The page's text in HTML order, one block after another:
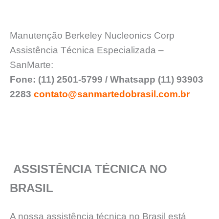
Manutenção Berkeley Nucleonics Corp
Assistência Técnica Especializada –
SanMarte:
Fone: (11) 2501-5799 / Whatsapp (11) 93903
2283 contato@sanmartedobrasil.com.br
ASSISTÊNCIA TÉCNICA NO
BRASIL
A nossa assistência técnica no Brasil está